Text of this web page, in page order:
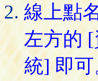
線上點
左方的
統] 即